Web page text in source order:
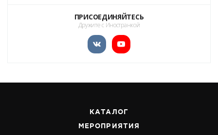
ПРИСОЕДИНЯЙТЕСЬ
Дружите с Иностранкой
КАТАЛОГ
МЕРОПРИЯТИЯ